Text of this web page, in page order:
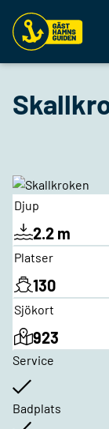
Djup
2.2 m
Platser
130
Sjökort
923
Service
Badplats